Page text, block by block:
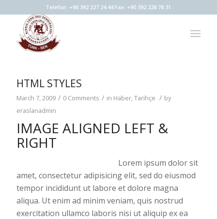
Telefon: +90 392 227 24 44 Fax: +90 392 228 78 31
HTML STYLES
March 7, 2009 / 0 Comments / in Haber,Tarihçe / by
eraslanadmin
IMAGE ALIGNED LEFT &
RIGHT
Lorem ipsum dolor sit
amet, consectetur adipisicing elit, sed do eiusmod
tempor incididunt ut labore et dolore magna
aliqua. Ut enim ad minim veniam, quis nostrud
exercitation ullamco laboris nisi ut aliquip ex ea